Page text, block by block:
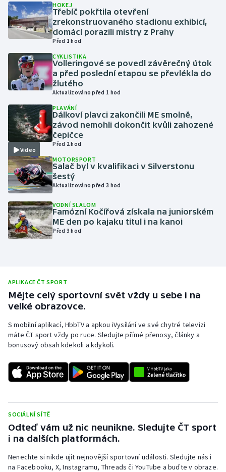
Golf
Gymnastika
Házená
Jezdectví
Judo
Krasobruslení
Lezení
Lyže a snowboard
Moderní pětiboj
Motorsport
Parasport
Plavání
Plážový volejbal
Rychlobruslení
Rychlostní kanoistika
Short track
Sportovní střelba
HOKEJ
Třebíč pokřtila otevření
zrekonstruovaného stadionu exhibicí,
domácí porazili mistry z Prahy
Před 1 hod
CYKLISTIKA
Volleringové se povedl závěrečný útok
a před poslední etapou se převlékla do
žlutého
Aktualizováno před 1 hod
Video
PLAVÁNÍ
Dálkoví plavci zakončili ME smolně,
závod nemohli dokončit kvůli zahozené
čepičce
Před 2 hod
MOTORSPORT
Salač byl v kvalifikaci v Silverstonu
šestý
Aktualizováno před 3 hod
VODNÍ SLALOM
Famózní Kočířová získala na juniorském
ME den po kajaku titul i na kanoi
Před 3 hod
APLIKACE ČT SPORT
Mějte celý sportovní svět vždy u sebe i na
velké obrazovce.
S mobilní aplikací, HbbTV a apkou iVysílání ve své chytré televizi
máte ČT sport vždy po ruce. Sledujte přímé přenosy, články a
bonusový obsah kdekoli a kdykoli.
SOCIÁLNÍ SÍTĚ
Odteď vám už nic neunikne. Sledujte ČT sport
i na dalších platformách.
Nenechte si nikde ujít nejnovější sportovní události. Sledujte nás i
na Facebooku, X, Instagramu, Threads či YouTube a buďte v obraze.